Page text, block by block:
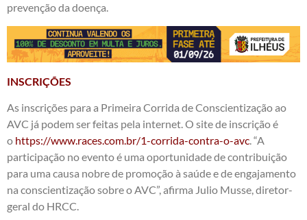
prevenção da doença.
INSCRIÇÕES
As inscrições para a Primeira Corrida de Conscientização ao
AVC já podem ser feitas pela internet. O site de inscrição é
o https://www.races.com.br/1-corrida-contra-o-avc. “A
participação no evento é uma oportunidade de contribuição
para uma causa nobre de promoção à saúde e de engajamento
na conscientização sobre o AVC”, afirma Julio Musse, diretor-
geral do HRCC.